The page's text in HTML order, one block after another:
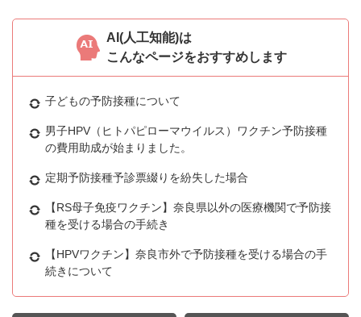
AI(人工知能)は
こんなページをおすすめします
子どもの予防接種について
男子HPV（ヒトパピローマウイルス）ワクチン予防接種
の費用助成が始まりました。
定期予防接種予診票綴りを紛失した場合
【RS母子免疫ワクチン】奈良県以外の医療機関で予防接
種を受ける場合の手続き
【HPVワクチン】奈良市外で予防接種を受ける場合の手
続きについて